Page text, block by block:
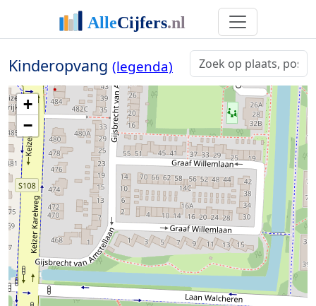
Kinderopvang (legenda)
+
−